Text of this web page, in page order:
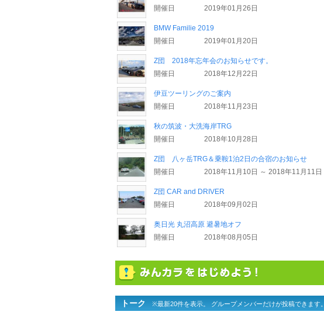
開催日
2019年01月26日
BMW Familie 2019
開催日
2019年01月20日
Z団 2018年忘年会のお知らせです。
開催日
2018年12月22日
伊豆ツーリングのご案内
開催日
2018年11月23日
秋の筑波・大洗海岸TRG
開催日
2018年10月28日
Z団 八ヶ岳TRG＆乗鞍1泊2日の合宿のお知らせ
開催日
2018年11月10日 ～ 2018年11月11日
Z団 CAR and DRIVER
開催日
2018年09月02日
奥日光 丸沼高原 避暑地オフ
開催日
2018年08月05日
トーク ※最新20件を表示。 グループメンバーだけが投稿できます。